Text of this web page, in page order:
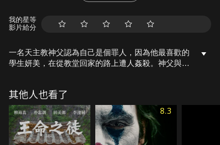
我的星等
影片給分
一名天主教神父認為自己是個罪人，因為他最喜歡的
學生妍美，在從教堂回家的路上遭人姦殺。神父與妍
上帝的誓言和愛的誓言之間做出選擇。
其他人也看了
8.3